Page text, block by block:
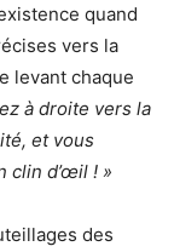
quand
vers la
levant chaque
à droite vers la
et vous
clin d’œil ! »
des